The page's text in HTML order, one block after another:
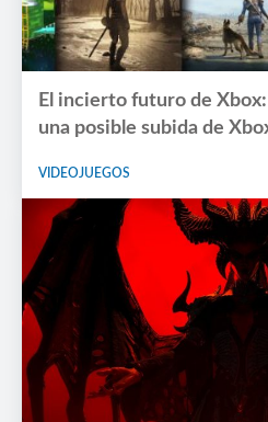
El incierto futuro de
una posible subida de
VIDEOJUEGOS